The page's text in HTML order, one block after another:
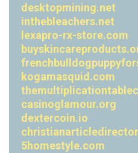
desktopmining.net
inthebleachers.net
lexapro-rx-store.com
kogamasquid.com
casinoglamour.org
dextercoin.io
5homestyle.com